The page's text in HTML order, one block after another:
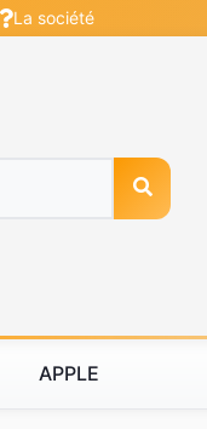
La société
APPLE